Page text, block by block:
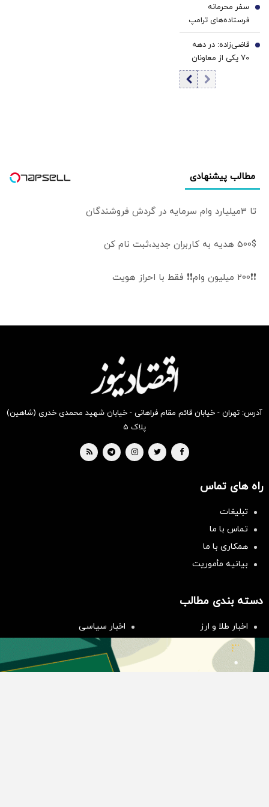
جهان است
علیه ایران نیست
سفر محرمانه
فرستاده‌های ترامپ
برای پایان جنگ
اوکراین؟
6
قاضی‌زاده: در دهه
70 یکی از معاونان
وزارت ارشاد،
مطبوعات را «شرّ
روزنامه‌نگاران کشور،
مجبور به مهاجرت
7
مطالب پیشنهادی
تا 3میلیارد وام سرمایه در گردش فروشندگان
500$ هدیه به کاربران جدید،ثبت نام کن
❗❗200 میلیون وام❗❗ فقط با احراز هویت
آدرس: تهران - خیابان قائم مقام فراهانی - خیابان شهید محمدی خدری (شاهین)
پلاک ۵
راه های تماس
تبلیغات
تماس با ما
همکاری با ما
بیانیه مأموریت
دسته بندی مطالب
اخبار طلا و ارز
اخبار سیاسی
اخبار بورس
اخبار مسکن
اخبار خودرو
اخبار تکنولوژی